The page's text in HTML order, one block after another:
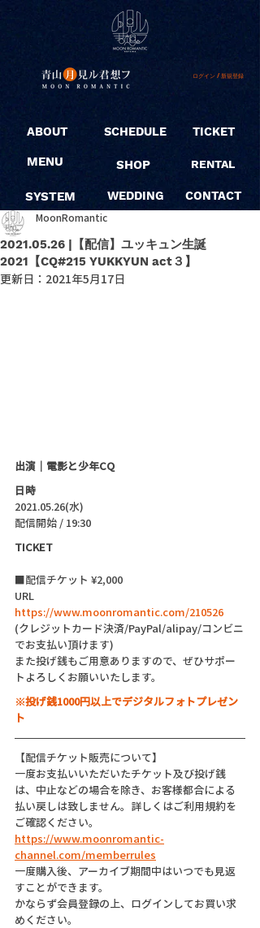
ログイン / 新規登録
ABOUT
MENU
SYSTEM
SCHEDULE
SHOP
WEDDING
TICKET
RENTAL
CONTACT
2021.05.26 |【配信】ユッキュン生誕
2021【CQ#215 YUKKYUN act３】
MoonRomantic
更新日： 2021年5月17日
出演｜電影と少年CQ
日時
2021.05.26(水)
配信開始 / 19:30
TICKET
■配信チケット ¥2,000
URL
https://www.moonromantic.com/210526
(クレジットカード決済/PayPal/alipay/コンビニ
でお支払い頂けます)
また投げ銭もご用意ありますので、ぜひサポー
トよろしくお願いいたします。
※投げ銭1000円以上でデジタルフォトプレゼン
ト
【配信チケット販売について】
一度お支払いいただいたチケット及び投げ銭
は、中止などの場合を除き、お客様都合による
払い戻しは致しません。詳しくはご利用規約を
ご確認ください。
https://www.moonromantic-
channel.com/memberrules
一度購入後、アーカイブ期間中はいつでも見返
すことができます。
かならず会員登録の上、ログインしてお買い求
めください。